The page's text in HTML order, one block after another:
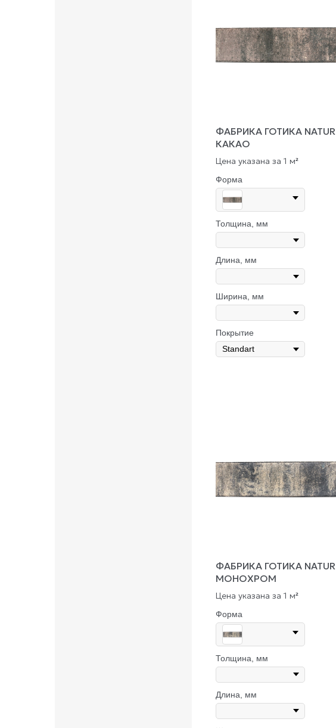
ФАБРИКА ГОТИКА NATUR
КАКАО
Цена указана за 1 м²
Форма
Толщина, мм
Длина, мм
Ширина, мм
Покрытие
ФАБРИКА ГОТИКА NATUR
МОНОХРОМ
Цена указана за 1 м²
Форма
Толщина, мм
Длина, мм